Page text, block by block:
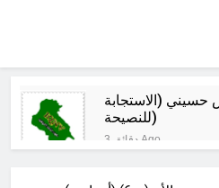
(الاستجابة
للنصيحة)
3 دقائق Ago